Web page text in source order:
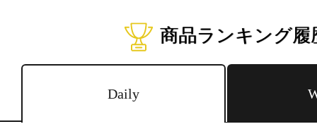
商品ランキング履
Daily